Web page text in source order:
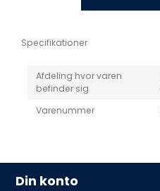
Specifikationer
Afdeling hvor varen
befinder sig
Varenummer
Din konto